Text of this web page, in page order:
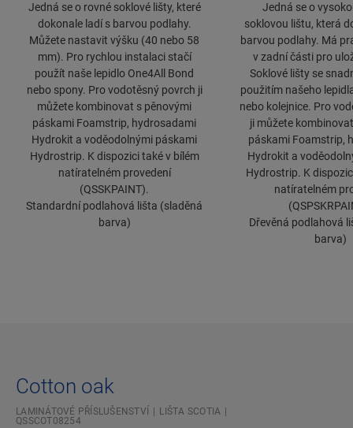
Jedná se o rovné soklové lišty, které
dokonale ladí s barvou podlahy.
Můžete nastavit výšku (40 nebo 58
mm). Pro rychlou instalaci stačí
použít naše lepidlo One4All Bond
nebo spony. Pro vodotěsný povrch ji
můžete kombinovat s pěnovými
páskami Foamstrip, hydrosadami
Hydrokit a voděodolnými páskami
Hydrostrip. K dispozici také v bílém
natíratelném provedení
(QSSKPAINT).
Standardní podlahová lišta (sladěná
barva)
Jedná se o
soklovou lištu, která
barvou podlahy. Má
v zadní části pro
Soklové lišty se
použitím našeho
nebo kolejnice. Pro
ji můžete
páskami Foamstrip,
Hydrokit a
Hydrostrip. K
natíratelném
Dřevěná podlahová
barva)
Cotton oak
LAMINÁTOVÉ PŘÍSLUŠENSTVÍ
LIŠTA SCOTIA
QSSCOT08254